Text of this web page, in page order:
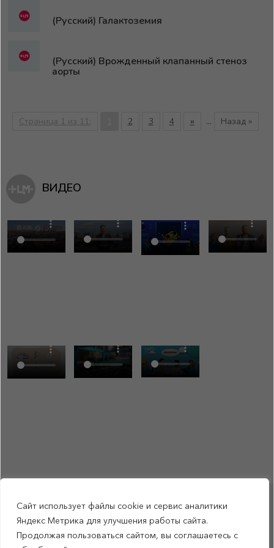
Сайт использует файлы cookie и сервис аналитики
Яндекс Метрика для улучшения работы сайта.
Продолжая пользоваться сайтом, вы соглашаетесь с
(Русский) Галактоземия
(Русский) Врожденный клапанный стеноз
аорты
Страница 1 из 11: 2 3 4 » ... Назад »
ВИДЕО
RSS-обновления
This site is protected by reCAPTCHA and the Google Privacy Policyand